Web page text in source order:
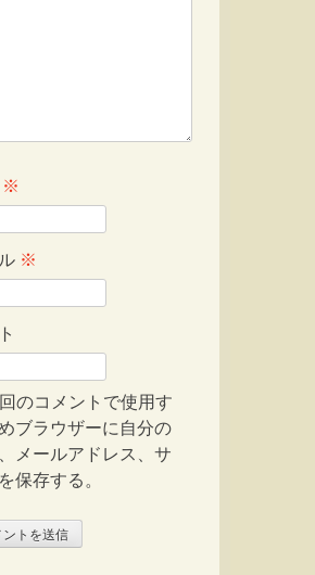
※
※
のコメントで使用す
ブラウザーに自分の
メールアドレス、サ
保存する。